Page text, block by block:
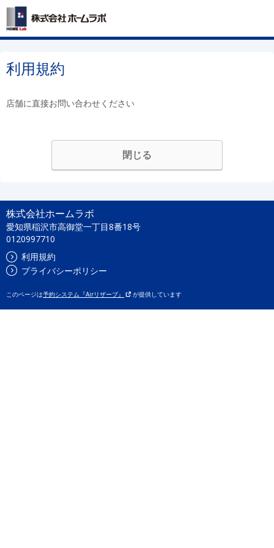
利用規約
店舗に直接お問い合わせください
閉じる
株式会社ホームラボ
愛知県稲沢市高御堂一丁目8番18号
0120997710
利用規約
プライバシーポリシー
このページは予約システム『Airリザーブ』 が提供しています